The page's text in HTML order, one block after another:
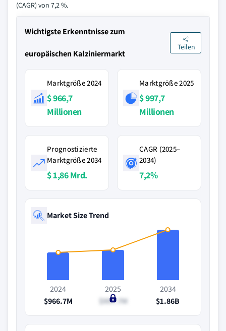
(CAGR) von 7,2 %.
Wichtigste Erkenntnisse zum
europäischen Kalziniermarkt
Teilen
Marktgröße 2024
$ 966,7
Millionen
Marktgröße 2025
$ 997,7
Millionen
Prognostizierte
Marktgröße 2034
$ 1,86 Mrd.
CAGR (2025–
2034)
7,2%
Market Size Trend
2024
$966.7M
2025
$997.7M
2034
$1.86B